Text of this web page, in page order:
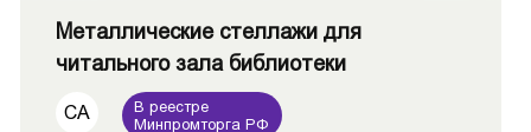
Металлические стеллажи для
читального зала библиотеки
СА
В реестре
Минпромторга РФ